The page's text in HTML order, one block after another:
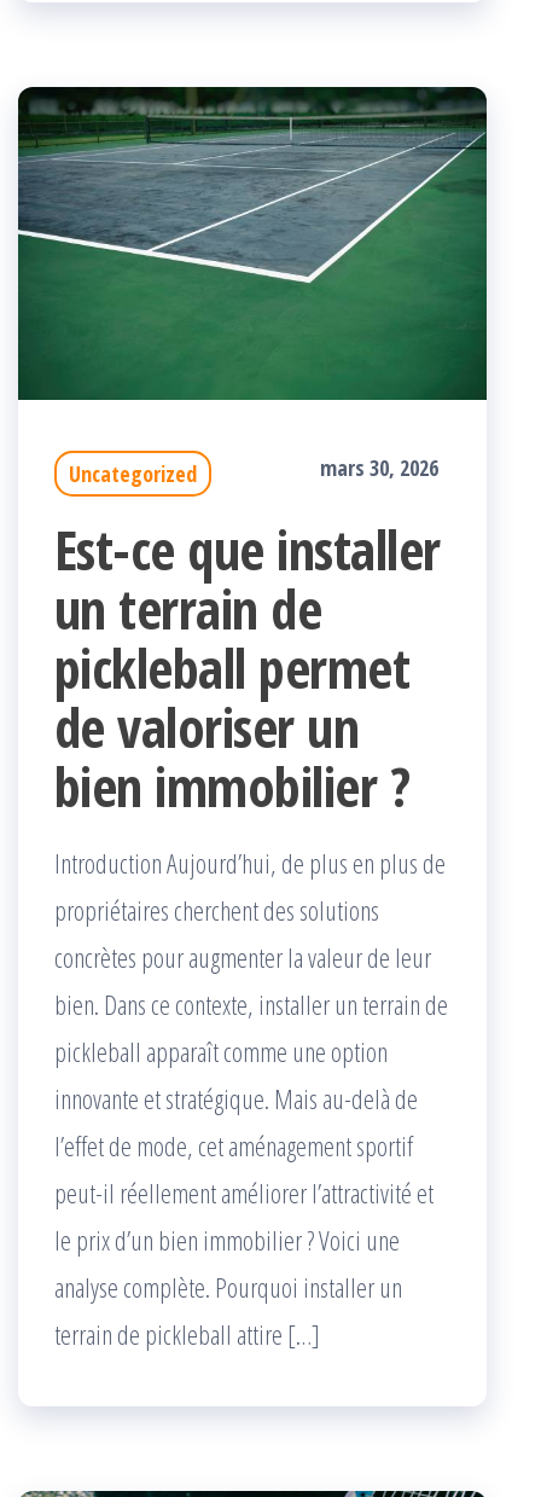
Uncategorized mars 30, 2026
Est-ce que installer
un terrain de
pickleball permet
de valoriser un
bien immobilier ?
Introduction Aujourd’hui, de plus en plus de
propriétaires cherchent des solutions
concrètes pour augmenter la valeur de leur
bien. Dans ce contexte, installer un terrain de
pickleball apparaît comme une option
innovante et stratégique. Mais au-delà de
l’effet de mode, cet aménagement sportif
peut-il réellement améliorer l’attractivité et
le prix d’un bien immobilier ? Voici une
analyse complète. Pourquoi installer un
terrain de pickleball attire […]